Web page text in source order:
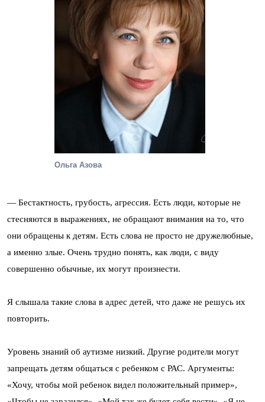
Ольга Азова
— Бестактность, грубость, агрессия. Есть люди, которые не
стесняются в выражениях, не обращают внимания на то, что
они обращены к детям. Есть слова не просто не дружелюбные,
а именно злые. Очень трудно понять, как люди, с виду
совершенно обычные, их могут произнести.
Я слышала такие слова в адрес детей, что даже не решусь их
повторить.
Уровень знаний об аутизме низкий. Другие родители могут
запрещать детям общаться с ребенком с РАС. Аргументы:
«Хочу, чтобы мой ребенок видел положительный пример»,